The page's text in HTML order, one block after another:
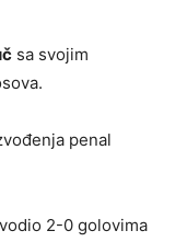
sa svojim
penal
2-0 golovima